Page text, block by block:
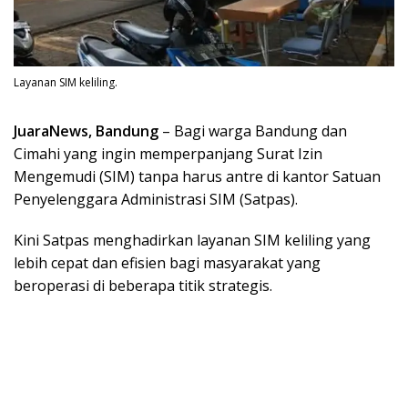
Layanan SIM keliling.
JuaraNews, Bandung – Bagi warga Bandung dan
Cimahi yang ingin memperpanjang Surat Izin
Mengemudi (SIM) tanpa harus antre di kantor Satuan
Penyelenggara Administrasi SIM (Satpas).
Kini Satpas menghadirkan layanan SIM keliling yang
lebih cepat dan efisien bagi masyarakat yang
beroperasi di beberapa titik strategis.